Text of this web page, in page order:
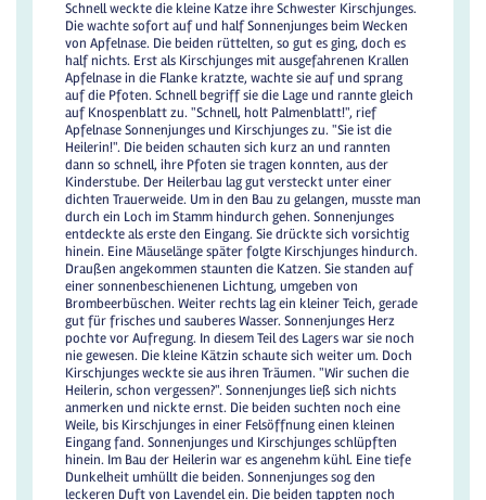
Schnell weckte die kleine Katze ihre Schwester Kirschjunges.
Die wachte sofort auf und half Sonnenjunges beim Wecken
von Apfelnase. Die beiden rüttelten, so gut es ging, doch es
half nichts. Erst als Kirschjunges mit ausgefahrenen Krallen
Apfelnase in die Flanke kratzte, wachte sie auf und sprang
auf die Pfoten. Schnell begriff sie die Lage und rannte gleich
auf Knospenblatt zu. "Schnell, holt Palmenblatt!", rief
Apfelnase Sonnenjunges und Kirschjunges zu. "Sie ist die
Heilerin!". Die beiden schauten sich kurz an und rannten
dann so schnell, ihre Pfoten sie tragen konnten, aus der
Kinderstube. Der Heilerbau lag gut versteckt unter einer
dichten Trauerweide. Um in den Bau zu gelangen, musste man
durch ein Loch im Stamm hindurch gehen. Sonnenjunges
entdeckte als erste den Eingang. Sie drückte sich vorsichtig
hinein. Eine Mäuselänge später folgte Kirschjunges hindurch.
Draußen angekommen staunten die Katzen. Sie standen auf
einer sonnenbeschienenen Lichtung, umgeben von
Brombeerbüschen. Weiter rechts lag ein kleiner Teich, gerade
gut für frisches und sauberes Wasser. Sonnenjunges Herz
pochte vor Aufregung. In diesem Teil des Lagers war sie noch
nie gewesen. Die kleine Kätzin schaute sich weiter um. Doch
Kirschjunges weckte sie aus ihren Träumen. "Wir suchen die
Heilerin, schon vergessen?". Sonnenjunges ließ sich nichts
anmerken und nickte ernst. Die beiden suchten noch eine
Weile, bis Kirschjunges in einer Felsöffnung einen kleinen
Eingang fand. Sonnenjunges und Kirschjunges schlüpften
hinein. Im Bau der Heilerin war es angenehm kühl. Eine tiefe
Dunkelheit umhüllt die beiden. Sonnenjunges sog den
leckeren Duft von Lavendel ein. Die beiden tappten noch